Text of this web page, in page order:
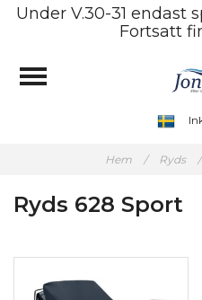
Under V.30-31 endast
Fortsatt
Hem / Ryds /
Ryds 628 Sport